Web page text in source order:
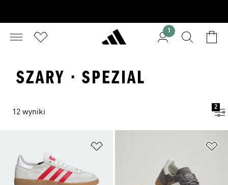
1
SZARY · SPEZIAL
12 wyniki
2